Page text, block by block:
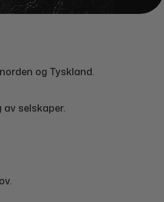
og Tyskland.
selskaper.